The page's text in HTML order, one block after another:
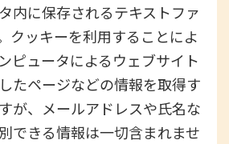
内に保存されるテキストファ
クッキーを利用することによ
ピュータによるウェブサイト
たページなどの情報を取得す
が、メールアドレスや氏名な
できる情報は一切含まれませ